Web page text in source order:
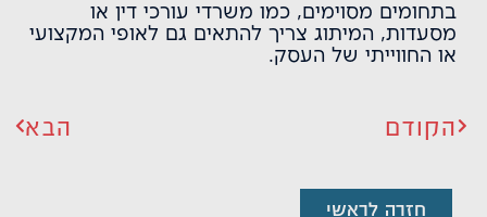
בתחומים מסוימים, כמו משרדי עורכי דיןאו
מסעדות, המיתוג צריך להתאים גם לאופי המקצועי
או החווייתי של העסק.
הקודם הבאהבא
חזרה לראשי